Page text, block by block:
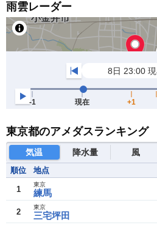
雨雲レーダー
東京都のアメダスランキング
気温 降水量 風
順位 地点
1 練馬
東京
2 三宅坪田
東京